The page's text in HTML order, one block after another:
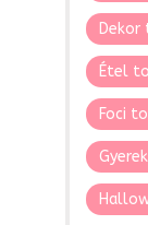
Étel
Foci